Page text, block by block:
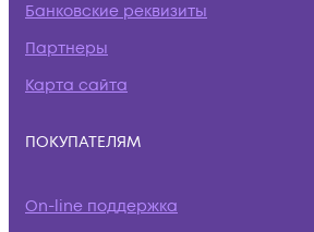
Банковские реквизиты
Партнеры
Карта сайта
ПОКУПАТЕЛЯМ
On-line поддержка